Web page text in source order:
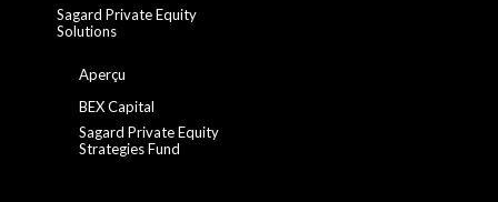
Sagard Private Equity
Solutions
Aperçu
BEX Capital
Sagard Private Equity
Strategies Fund